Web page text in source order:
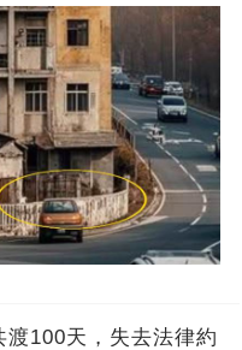
100天，失去法律約